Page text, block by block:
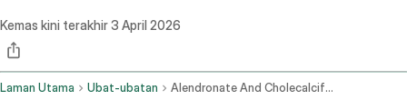
Kemas kini terakhir3 April 2026
Laman Utama Ubat-ubatan Alendronate And Cholecalciferol Oral Route